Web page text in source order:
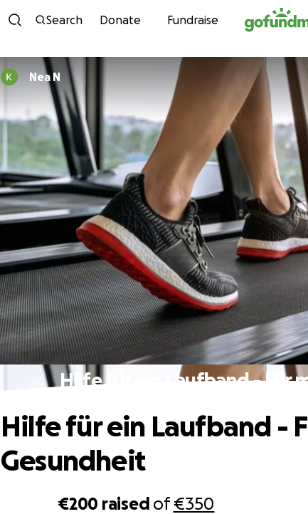
Skip to content
Search Donate Fundraise
Nea N
Hilfe für ein Laufband - Für
€200 raised of€350
Hilfe für ein Laufband -
Gesundheit